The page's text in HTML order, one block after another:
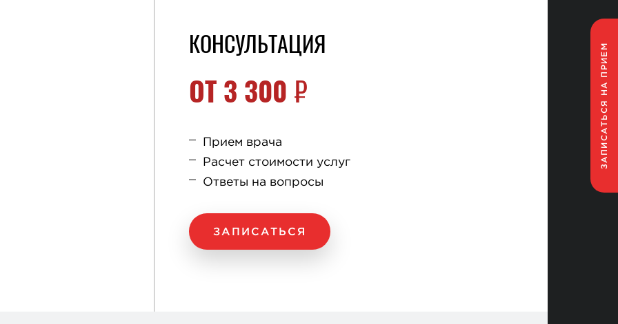
ЗАПИСАТЬСЯ
НА ПРИЕМ
КОНСУЛЬТАЦИЯ
ОТ3 300 ₽
Прием врача
Расчет стоимости услуг
Ответы на вопросы
ЗАПИСАТЬСЯ